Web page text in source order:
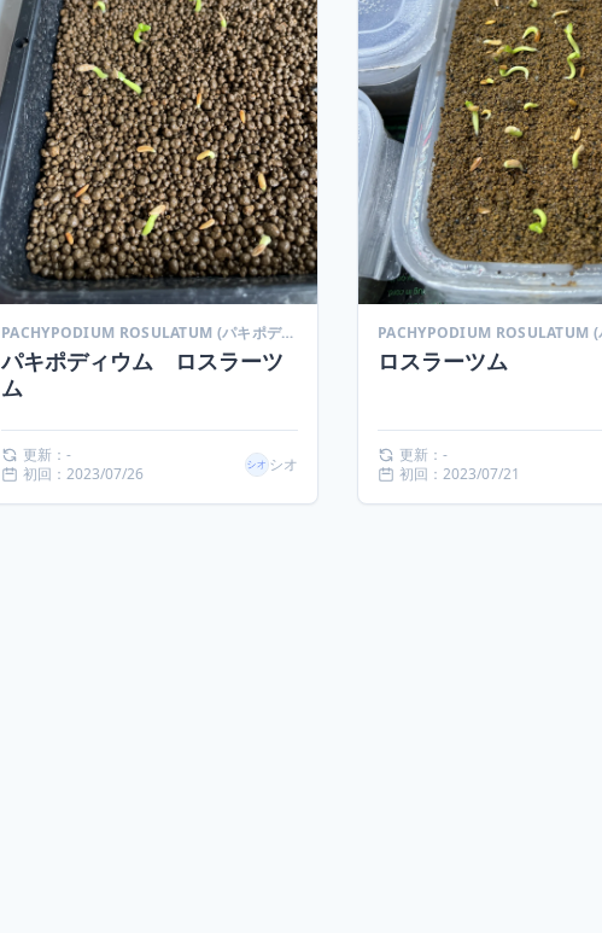
PACHYPODIUM ROSULATUM (パキポディウム ロスラーツム)
パキポディウム ロスラーツ
ム
更新：-
初回：2023/07/26
シオ
ロスラーツム
更新：-
初回：2023/07/21